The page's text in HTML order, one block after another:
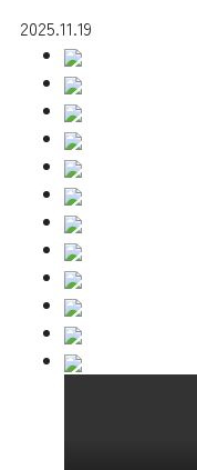
2025.11.19